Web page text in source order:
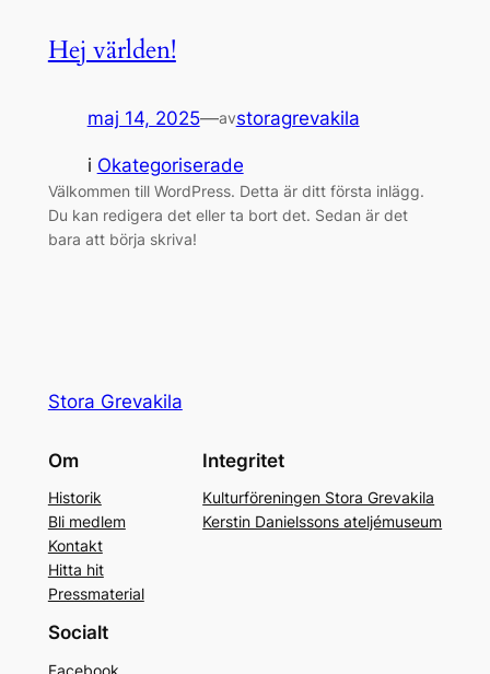
Hej världen!
maj 14, 2025—avstoragrevakila
i Okategoriserade
Välkommen till WordPress. Detta är ditt första inlägg.
Du kan redigera det eller ta bort det. Sedan är det
bara att börja skriva!
Stora Grevakila
Om
Historik
Bli medlem
Kontakt
Hitta hit
Pressmaterial
Integritet
Kulturföreningen Stora Grevakila
Kerstin Danielssons ateljémuseum
Socialt